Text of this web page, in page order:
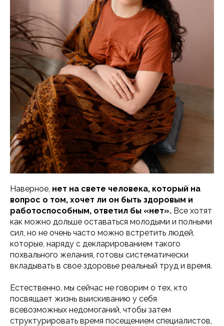
Наверное, нет на свете человека, который на
вопрос о том, хочет ли он быть здоровым и
работоспособным, ответил бы «нет». Все хотят
как можно дольше оставаться молодыми и полными
сил, но не очень часто можно встретить людей,
которые, наряду с декларированием такого
похвального желания, готовы систематически
вкладывать в свое здоровье реальный труд и время.
Естественно, мы сейчас не говорим о тех, кто
посвящает жизнь выискиванию у себя
всевозможных недомоганий, чтобы затем
структурировать время посещением специалистов,